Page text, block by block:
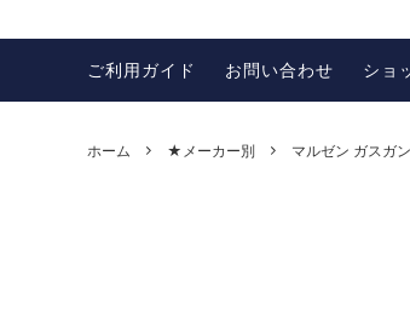
ガンアクセサリー
オススメ！モデルガン
完売品
ご利用ガイド お問い合わせ ショ
ホーム ★メーカー別 マルゼン ガスガン